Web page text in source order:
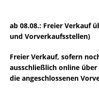
ab 08.08.: Freier Verkauf
und Vorverkaufsstellen)
Freier Verkauf, sofern
ausschließlich online über
die angeschlossenen